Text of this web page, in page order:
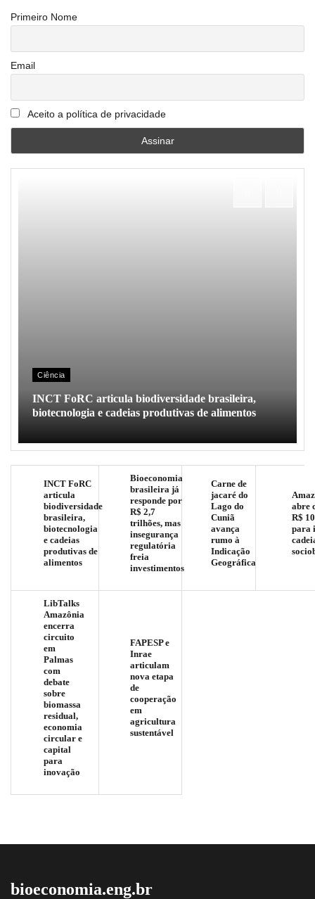
Primeiro Nome
Email
Aceito a política de privacidade
Ciência
INCT FoRC articula biodiversidade brasileira,
biotecnologia e cadeias produtivas de alimentos
INCT FoRC
articula
biodiversidade
brasileira,
biotecnologia
e cadeias
produtivas de
alimentos
Bioeconomia
brasileira já
responde por
R$ 2,7
trilhões, mas
insegurança
regulatória
freia
investimentos
Carne de
jacaré do
Lago do
Cuniã
avança
rumo à
Indicação
Geográfica
abre
R$
para
LibTalks
Amazônia
encerra
circuito
em
Palmas
com
debate
sobre
biomassa
residual,
economia
circular e
capital
para
inovação
FAPESP e
Inrae
articulam
nova etapa
de
cooperação
em
agricultura
sustentável
bioeconomia.eng.br